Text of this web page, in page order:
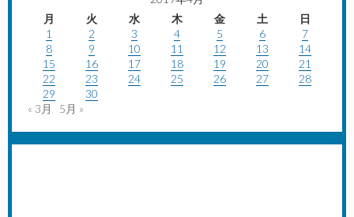
月
火 水 木 金 土
日
1
2 3 4 5 6
7
8
9 10 11 12 13
14
15
16 17 18 19 20
21
22
23 24 25 26 27
28
29
30
« 3月
5月 »